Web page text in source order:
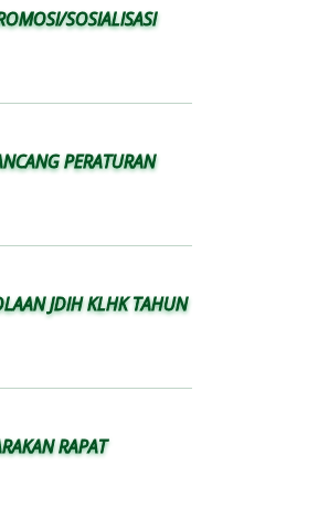
SOSIALISASI
PERATURAN
JDIH KLHK TAHUN
RAPAT